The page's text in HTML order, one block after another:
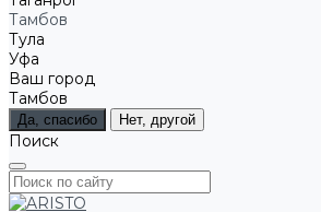
Тамбов
Тула
Уфа
Ваш город
Тамбов
Да, спасибо Нет, другой
Поиск